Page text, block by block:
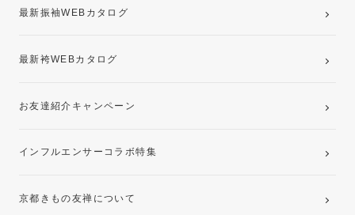
最新振袖WEBカタログ
最新袴WEBカタログ
お友達紹介キャンペーン
インフルエンサーコラボ特集
京都きもの友禅について